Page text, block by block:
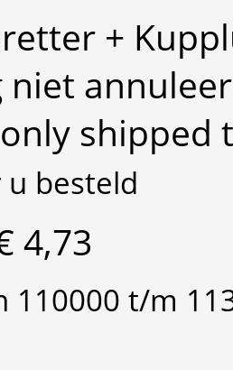
+
niet
shipped
besteld
4,73
110000 t/m